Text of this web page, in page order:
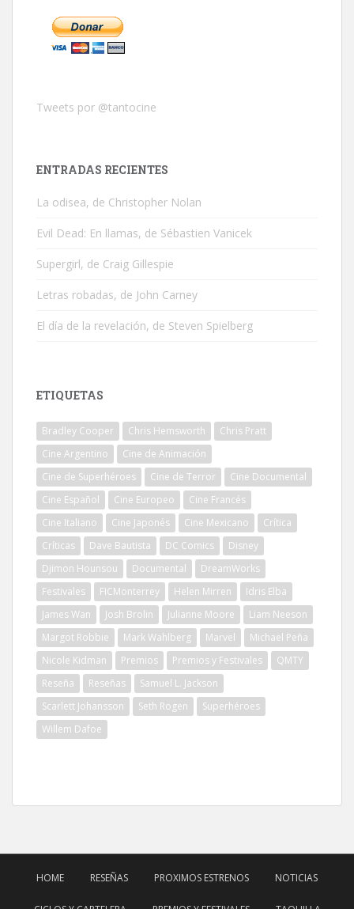
Tweets por @tantocine
ENTRADAS RECIENTES
La odisea, de Christopher Nolan
Evil Dead: En llamas, de Sébastien Vanicek
Supergirl, de Craig Gillespie
Letras robadas, de John Carney
El día de la revelación, de Steven Spielberg
ETIQUETAS
Bradley Cooper Chris Hemsworth
Chris Pratt
Cine Argentino
Cine de Animación
Cine de Superhéroes
Cine de Terror
Cine Documental
Cine Español
Cine Europeo
Cine Francés
Cine Italiano
Cine Japonés Cine Mexicano
Crítica
Críticas
Dave Bautista DC Comics
Disney
Djimon Hounsou
Documental
DreamWorks
Festivales
FICMonterrey Helen Mirren
Idris Elba
James Wan
Josh Brolin Julianne Moore
Liam Neeson
Margot Robbie
Mark Wahlberg Marvel
Michael Peña
Nicole Kidman
Premios Premios y Festivales
QMTY
Reseña
Reseñas
Samuel L. Jackson
Scarlett Johansson
Seth Rogen
Superhéroes
Willem Dafoe
HOME RESEÑAS PROXIMOS ESTRENOS NOTICIAS